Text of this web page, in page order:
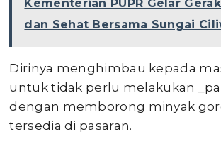
Kementerian PUPR Gelar
dan Sehat Bersama Sungai
Dirinya menghimbau kepada
untuk tidak perlu melakukan
dengan memborong minyak
tersedia di pasaran.